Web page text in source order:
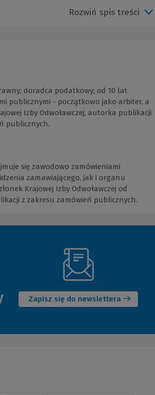
Rozwiń spis treści
doradca podatkowy; od 10 lat
publicznymi - początkowo jako arbiter, a
Izby Odwoławczej; autorka publikacji
publicznych.
się zawodowo zamówieniami
zamawiającego, jak i organu
Krajowej Izby Odwoławczej od
z zakresu zamówień publicznych.
Zapisz się do newslettera
okno)